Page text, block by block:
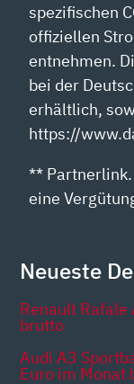
spezifischen
offiziellen
entnehmen.
bei der
erhältlich,
https://
**
eine
Neueste
Renault
brutto
Audi A3
Euro im Monat